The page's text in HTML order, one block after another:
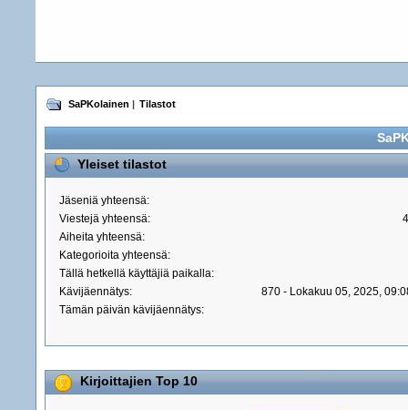
SaPKolainen | Tilastot
Yleiset tilastot
Jäseniä yhteensä:
Viestejä yhteensä:
Aiheita yhteensä:
Kategorioita yhteensä:
Tällä hetkellä käyttäjiä paikalla:
Kävijäennätys:
870 - Lokakuu 05, 2025,
Tämän päivän kävijäennätys:
Kirjoittajien Top 10